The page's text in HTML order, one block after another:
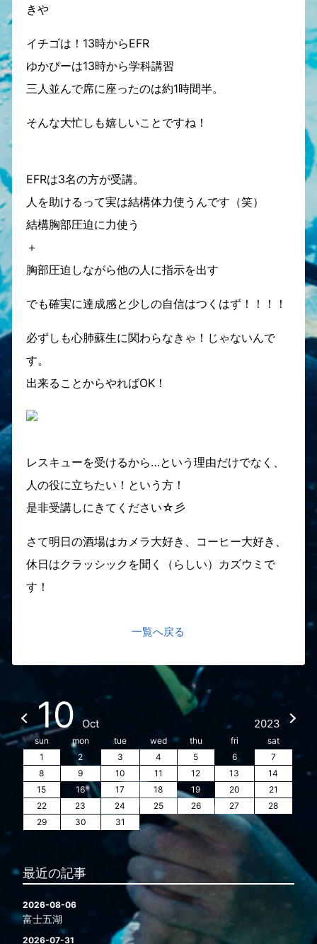
きや
イチゴは！13時からEFR
ゆかぴーは13時から学科講習
三人並んで席に座ったのは約1時間半。
そんな大忙しも嬉しいことですね！
EFRは3名の方が受講。
人を助けるって実は結構体力使うんです（笑）
結構胸部圧迫に力使う
＋
胸部圧迫しながら他の人に指示を出す
でも確実に達成感と少しの自信はつくはず！！！！
必ずしも心肺蘇生に関わらなきゃ！じゃないんで
す。
出来ることからやればOK！
レスキューを受けるから…という理由だけでなく、
人の役に立ちたい！という方！
是非受講しにきてください☆彡
さて明日の酒場はカメラ大好き、コーヒー大好き、
休日はクラッシックを聞く（らしい）カズウミで
す！
一覧へ戻る
10 Oct 2023
sun mon tue wed thu fri
sat
1
2 3 4 5 6
7
8
9 10 11 12 13
14
15
16 17 18 19 20
21
22
23 24 25 26 27
28
29
30 31
最近の記事
2026-08-06
富士五湖
2026-07-31